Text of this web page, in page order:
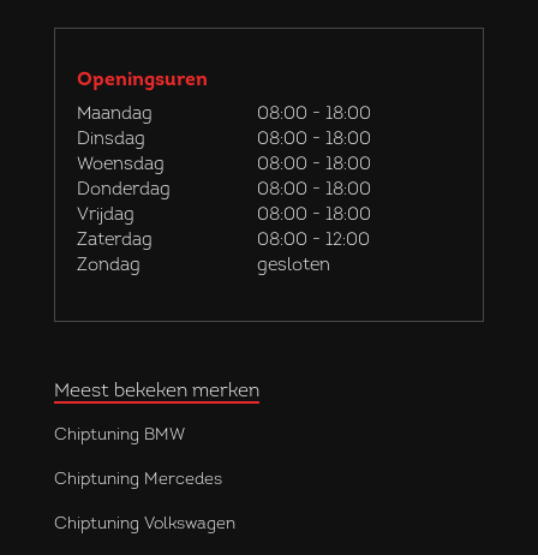
Openingsuren
Maandag
08:00 - 18:00
Dinsdag
08:00 - 18:00
Woensdag
08:00 - 18:00
Donderdag
08:00 - 18:00
Vrijdag
08:00 - 18:00
Zaterdag
08:00 - 12:00
Zondag
gesloten
Meest bekeken merken
Chiptuning BMW
Chiptuning Mercedes
Chiptuning Volkswagen